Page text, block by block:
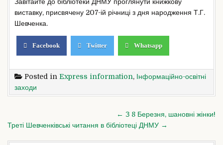
виставку, присвячену 207-ій річниці з дня народження Т.Г.
Шевченка.
Facebook Twitter Whatsapp
Posted in Express information, Інформаційно-освітні
заходи
navigation
← З 8 Березня, шановні жінки!
Треті Шевченківські читання в бібліотеці ДНМУ →